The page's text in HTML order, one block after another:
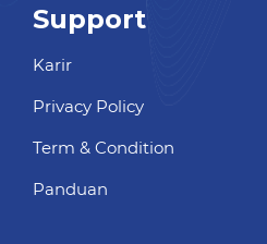
Support
Karir
Privacy Policy
Term & Condition
Panduan